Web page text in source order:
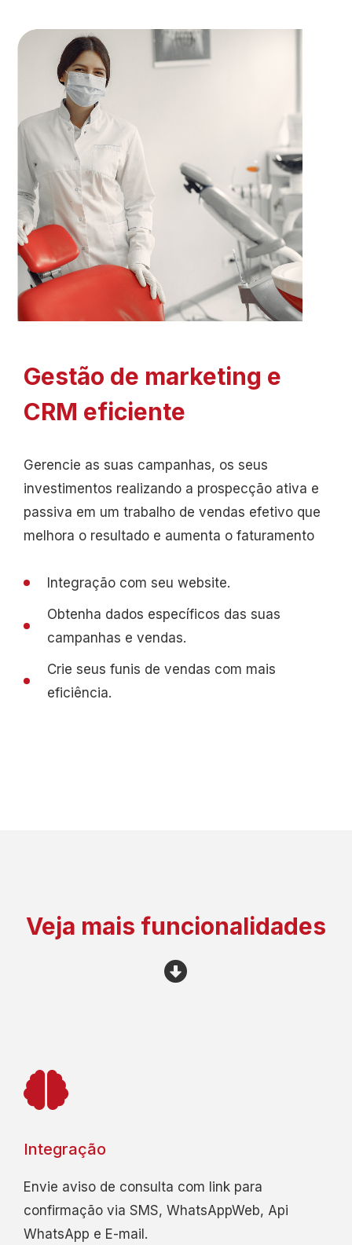
Gestão de marketing e
CRM eficiente
Gerencie as suas campanhas, os seus
investimentos realizando a prospecção ativa e
passiva em um trabalho de vendas efetivo que
melhora o resultado e aumenta o faturamento
Integração com seu website.
Obtenha dados específicos das suas
campanhas e vendas.
Crie seus funis de vendas com mais
eficiência.
Veja mais funcionalidades
Integração
Envie aviso de consulta com link para
confirmação via SMS, WhatsAppWeb, Api
WhatsApp e E-mail.